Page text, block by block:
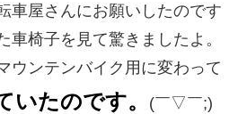
車屋さんにお願いしたのです
車椅子を見て驚きましたよ。
ウンテンバイク用に変わって
いたのです。 (￣▽￣;)